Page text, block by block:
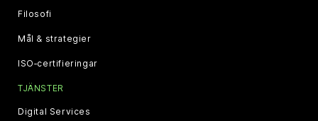
Filosofi
Mål & strategier
ISO‑certifieringar
TJÄNSTER
Digital Services